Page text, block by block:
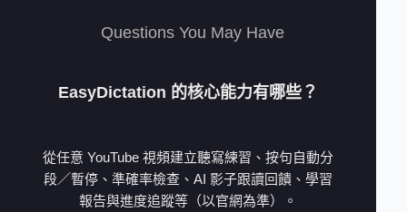
Questions You May Have
EasyDictation 的核心能力有哪些？
從任意 YouTube 視頻建立聽寫練習、按句自動分
段／暫停、準確率檢查、AI 影子跟讀回饋、學習
報告與進度追蹤等（以官網為準）。